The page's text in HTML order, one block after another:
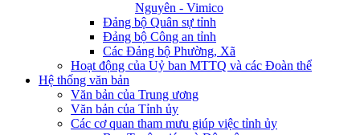
Nguyên - Vimico
Đảng bộ Quân sự tỉnh
Đảng bộ Công an tỉnh
Các Đảng bộ Phường, Xã
Hoạt động của Uỷ ban MTTQ và các Đoàn thể
Hệ thống văn bản
Văn bản của Trung ương
Văn bản của Tỉnh ủy
Các cơ quan tham mưu giúp việc tỉnh ủy